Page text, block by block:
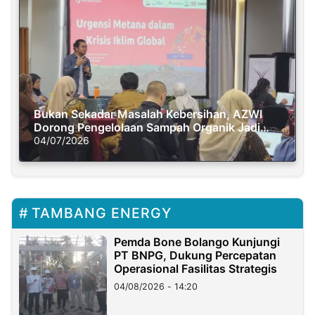
Bukan Sekadar Masalah Kebersihan, AZWI
Dorong Pengelolaan Sampah Organik Jadi
Solusi Krisis Iklim
04/07/2026
TAMBANG ENERGY
Pemda Bone Bolango Kunjungi
PT BNPG, Dukung Percepatan
Operasional Fasilitas Strategis
04/08/2026 - 14:20